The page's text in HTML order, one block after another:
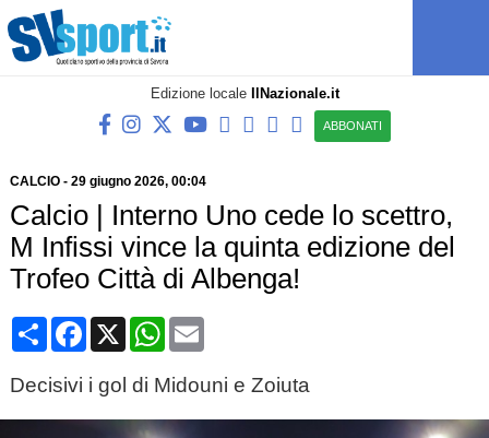
Edizione locale IlNazionale.it
ABBONATI
CALCIO- 29 giugno 2026, 00:04
Calcio | Interno Uno cede lo scettro,
M Infissi vince la quinta edizione del
Trofeo Città di Albenga!
CondividiFacebook
X WhatsApp
Email
Decisivi i gol di Midouni e Zoiuta